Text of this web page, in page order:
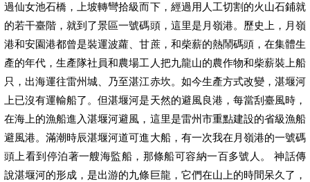
過仙女池石橋，上坡轉彎拾級而下，經過用人工切割的火山石鋪就
的若干臺階，就到了景區一號碼頭，這里是月嶺港。歷史上，月嶺
港和安園港都曾是裝運波蘿、甘蔗，和柴薪的熱鬧碼頭，在集體生
產的年代，生產隊社員和農場工人把九龍山的農作物和柴薪裝上船
只，出海運往雷州城、乃至湛江赤坎。如今生產方式改變，湛堰河
上已沒有運輸船了。但湛堰河是天然的避風良港，每當刮臺風時，
在海上的漁船進入湛堰河避風，這里是雷州市重點建設的省級漁船
避風港。滿潮時辰湛堰河道可進大船，有一次我在月嶺港的一號碼
頭上看到停泊著一艘海監船，那條船可容納一百多號人。 神話傳
說湛堰河的形成，是出游的九條巨龍，它們在山上的時間呆久了，